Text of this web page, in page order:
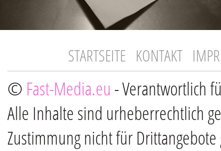
KONTAKT
STARTSEITE
© Fast-Media.eu - Verantwortlich
Alle Inhalte sind urheberrechtlich
Zustimmung nicht für